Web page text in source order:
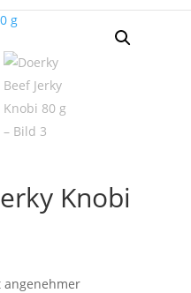
Knobi
angenehmer